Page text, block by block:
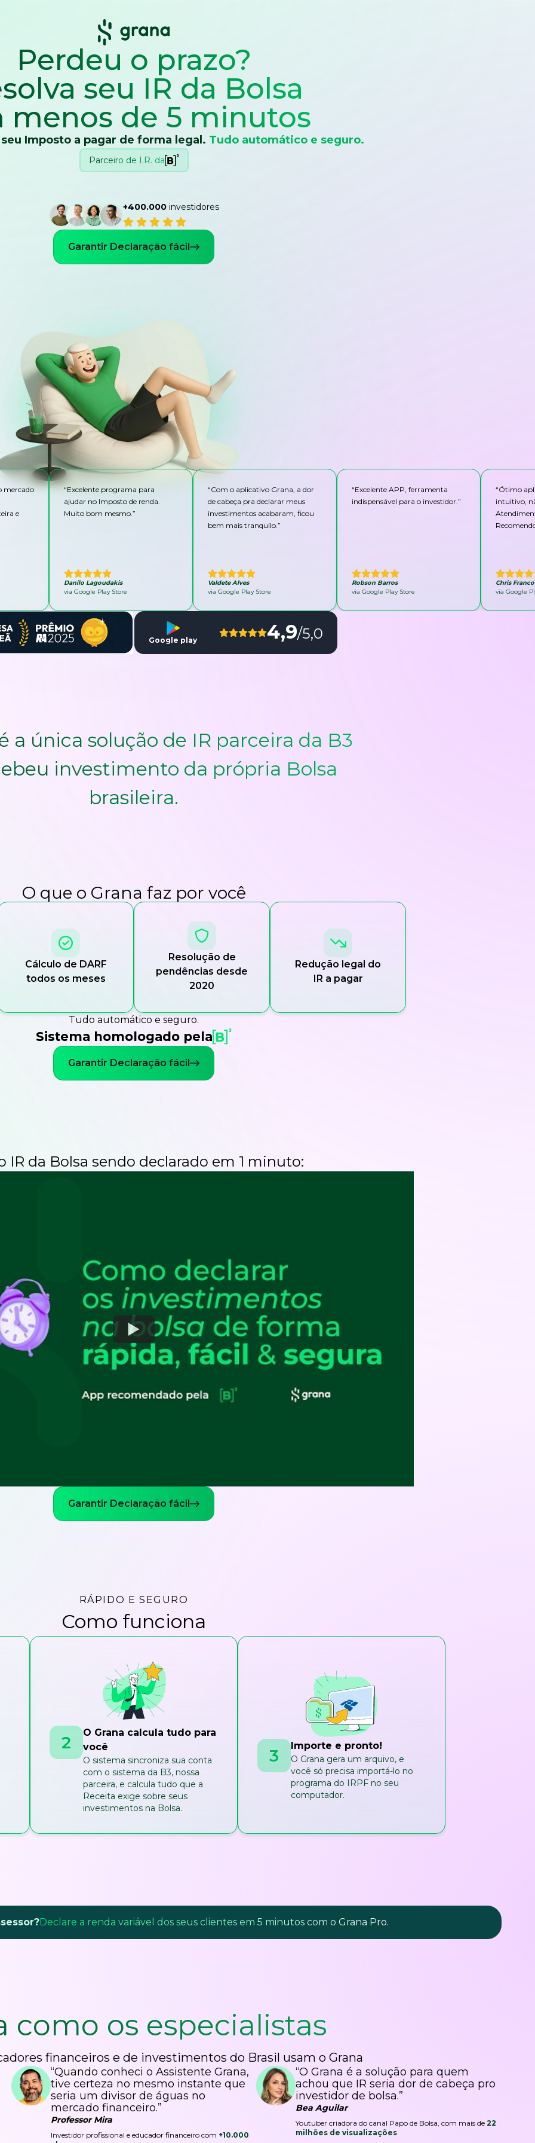
Perdeu o prazo?
seu IR da Bolsa
menos de 5 minutos
Imposto a pagar de forma legal. Tudo automático e seguro.
Parceiro de I.R. da
+400.000investidores
Garantir Declaração fácil
mercado
e
“Excelente programa para
ajudar no Imposto de renda.
Muito bom mesmo.”
Danilo Lagoudakis
via Google Play Store
“Com o aplicativo Grana, a dor
de cabeça pra declarar meus
investimentos acabaram, ficou
bem mais tranquilo.”
Valdete Alves
via Google Play Store
“Excelente APP, ferramenta
indispensável para o investidor.”
Robson Barros
via Google Play Store
“Ótimo
intuitivo,
Chris Franco
via Google
Google play 4,9/5,0
a única solução de IR parceira da B3
investimento da própria Bolsa
brasileira.
O que o Grana faz por você
Cálculo de DARF
todos os meses
Resolução de
pendências desde
2020
Redução legal do
IR a pagar
Tudo automático e seguro.
Sistema homologado pela
Garantir Declaração fácil
IR da Bolsa sendo declarado em 1 minuto:
Watch
Garantir Declaração fácil
RÁPIDO E SEGURO
Como funciona
2
O Grana calcula tudo para
você
O sistema sincroniza sua conta
com o sistema da B3, nossa
parceira, e calcula tudo que a
Receita exige sobre seus
investimentos na Bolsa.
3 Importe e pronto!
O Grana gera um arquivo, e
você só precisa importá-lo no
programa do IRPF no seu
computador.
Declare a renda variável dos seus clientes em 5 minutos com o Grana Pro.
como os especialistas
financeiros e de investimentos do Brasil usam o Grana
“Quando conheci o Assistente Grana,
tive certeza no mesmo instante que
seria um divisor de águas no
mercado financeiro.”
Professor Mira
Investidor profissional e educador financeiro com +10.000
“O Grana é a solução para quem
achou que IR seria dor de cabeça pro
investidor de bolsa.”
Bea Aguilar
Youtuber criadora do canal Papo de Bolsa, com mais de 22
milhões de visualizações